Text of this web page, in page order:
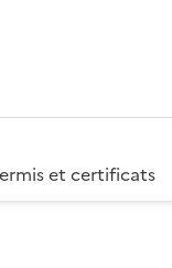
et certificats